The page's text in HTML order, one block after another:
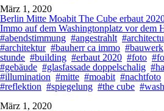
März 1, 2020
Berlin Mitte Moabit The Cube erbaut
Immo auf dem Washingtonplatz vor dem
#abendstimmung #angestrahlt
#architektur #bauherr ca immo #bauwerk
stunde #building #erbaut 2020 #foto
#gebäude #glasfassade doppelschalig
#illumination #mitte #moabit #nachtfoto
#reflektion #spiegelung #the cube
März 1, 2020